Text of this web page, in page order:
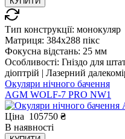
Тип конструкції: монокуляр
Матриця: 384x288 пікс
Фокусна відстань: 25 мм
Особливості: Гніздо для
діоптрій | Лазерний
Окуляри нічного бачення
AGM WOLF-7 PRO NW1
Ціна 105750 ₴
В наявності